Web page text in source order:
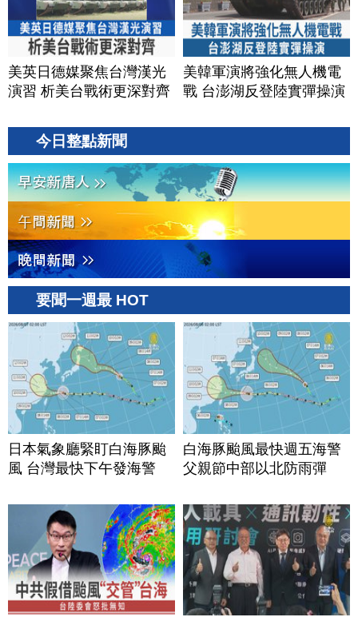
美英日德媒聚焦台灣漢光
演習 析美台戰術更深對齊
美韓軍演將強化無人機電
戰 台澎湖反登陸實彈操演
今日整點新聞
要聞一週最 HOT
日本氣象廳緊盯白海豚颱
風 台灣最快下午發海警
白海豚颱風最快週五海警
父親節中部以北防雨彈